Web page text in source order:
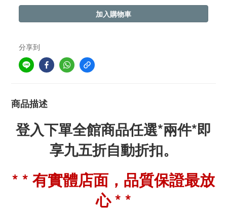
加入購物車
分享到
商品描述
登入下單全館商品任選*兩件*即
享九五折自動折扣。
* * 有實體店面，品質保證最放
心 * *